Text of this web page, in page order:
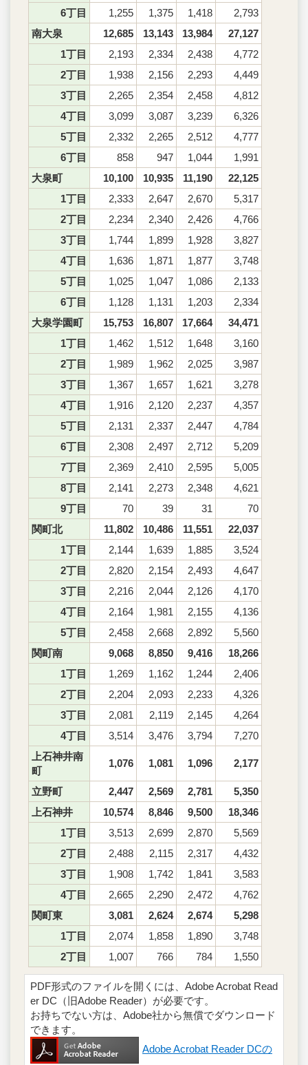
6丁目 1,255 1,375 1,418
2,793
南大泉
12,685 13,143 13,984
27,127
1丁目
2,193 2,334 2,438
4,772
2丁目
1,938 2,156 2,293
4,449
3丁目
2,265 2,354 2,458
4,812
4丁目
3,099 3,087 3,239
6,326
5丁目
2,332 2,265 2,512
4,777
6丁目
858 947 1,044
1,991
大泉町
10,100 10,935 11,190
22,125
1丁目
2,333 2,647 2,670
5,317
2丁目
2,234 2,340 2,426
4,766
3丁目
1,744 1,899 1,928
3,827
4丁目
1,636 1,871 1,877
3,748
5丁目
1,025 1,047 1,086
2,133
6丁目
1,128 1,131 1,203
2,334
大泉学園町
15,753 16,807 17,664
34,471
1丁目
1,462 1,512 1,648
3,160
2丁目
1,989 1,962 2,025
3,987
3丁目
1,367 1,657 1,621
3,278
4丁目
1,916 2,120 2,237
4,357
5丁目
2,131 2,337 2,447
4,784
6丁目
2,308 2,497 2,712
5,209
7丁目
2,369 2,410 2,595
5,005
8丁目
2,141 2,273 2,348
4,621
9丁目
70 39 31
70
関町北
11,802 10,486 11,551
22,037
1丁目
2,144 1,639 1,885
3,524
2丁目
2,820 2,154 2,493
4,647
3丁目
2,216 2,044 2,126
4,170
4丁目
2,164 1,981 2,155
4,136
5丁目
2,458 2,668 2,892
5,560
関町南
9,068 8,850 9,416
18,266
1丁目
1,269 1,162 1,244
2,406
2丁目
2,204 2,093 2,233
4,326
3丁目
2,081 2,119 2,145
4,264
4丁目
3,514 3,476 3,794
7,270
上石神井南
町
1,076 1,081 1,096 2,177
立野町 2,447 2,569 2,781
5,350
上石神井
10,574 8,846 9,500
18,346
1丁目
3,513 2,699 2,870
5,569
2丁目
2,488 2,115 2,317
4,432
3丁目
1,908 1,742 1,841
3,583
4丁目
2,665 2,290 2,472
4,762
関町東
3,081 2,624 2,674
5,298
1丁目
2,074 1,858 1,890
3,748
2丁目
1,007 766 784 1,550
PDF形式のファイルを開くには、Adobe Acrobat Read
er DC（旧Adobe Reader）が必要です。
お持ちでない方は、Adobe社から無償でダウンロード
できます。
Adobe Acrobat Reader DCの